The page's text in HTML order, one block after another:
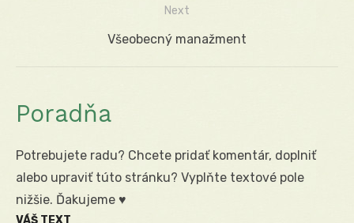
Next
Next
Všeobecný manažment
Poradňa
Potrebujete radu? Chcete pridať komentár, doplniť
alebo upraviť túto stránku? Vyplňte textové pole
nižšie. Ďakujeme ♥
VÁŠ TEXT